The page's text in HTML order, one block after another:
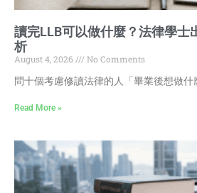
讀完LLB可以做什麼？法律學士
析
August 4, 2026
No Comments
問十個考慮修讀法律的人「畢業後想做什
Read More »